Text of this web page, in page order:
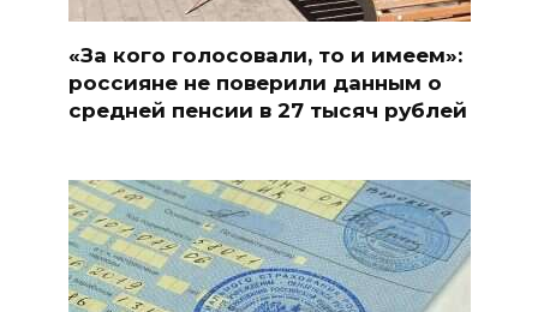
«За кого голосовали, то и имеем»:
россияне не поверили данным о
средней пенсии в 27 тысяч рублей